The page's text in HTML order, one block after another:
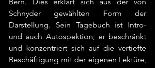
Schnyder gewählten Form der
Darstellung. Sein Tagebuch ist Intro-
und auch Autospektion; er beschränkt
und konzentriert sich auf die vertiefte
Beschäftigung mit der eigenen Lektüre,